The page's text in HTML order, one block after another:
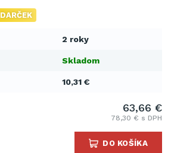
DARČEK
2 roky
Skladom
10,31 €
63,66 €
78,30 € s DPH
DO KOŠÍKA